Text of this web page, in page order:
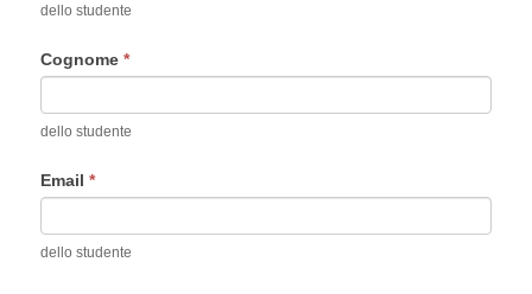
dello studente
Cognome*
dello studente
Email*
dello studente